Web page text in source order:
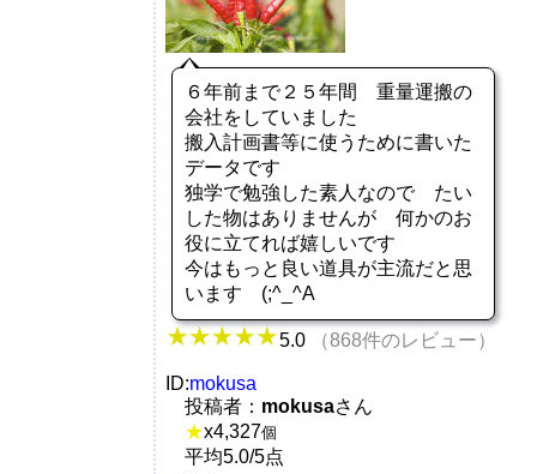
６年前まで２５年間 重量運搬の
会社をしていました
搬入計画書等に使うために書いた
データです
独学で勉強した素人なので たい
した物はありませんが 何かのお
役に立てれば嬉しいです
今はもっと良い道具が主流だと思
います (;^_^A
5.0 （868件のレビュー）
ID:mokusa
投稿者： mokusaさん
★x4,327個
平均5.0/5点